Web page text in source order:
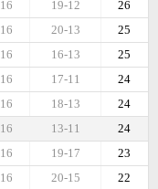
26
19-12
16
25
20-13
16
25
16-13
16
24
17-11
16
24
18-13
16
24
13-11
16
23
19-17
16
22
20-15
16